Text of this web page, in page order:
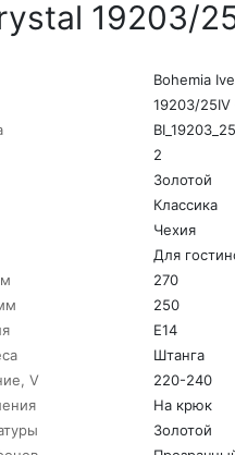
19203/
Bohemia
19203/25IV
2
Золотой
Классика
Чехия
Для
270
250
E14
Штанга
V
220-240
На крюк
Золотой